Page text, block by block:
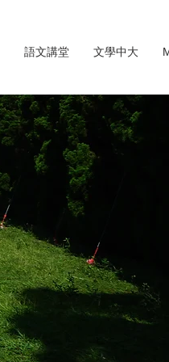
語文講堂 文學中大